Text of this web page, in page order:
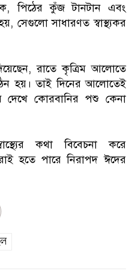
পিঠের কুঁজ টানটান এবং
সেগুলো সাধারণত স্বাস্থ্যকর
রাতে কৃত্রিম আলোতে
হয়। তাই দিনের আলোতেই
দেখে কোরবানির পশু কেনা
কথা বিবেচনা করে
হতে পারে নিরাপদ ঈদের